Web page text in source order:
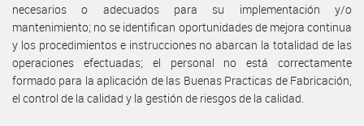
necesarios o adecuados para su implementación y/o
mantenimiento; no se identifican oportunidades de mejora continua
y los procedimientos e instrucciones no abarcan la totalidad de las
operaciones efectuadas; el personal no está correctamente
formado para la aplicación de las Buenas Practicas de Fabricación,
el control de la calidad y la gestión de riesgos de la calidad.